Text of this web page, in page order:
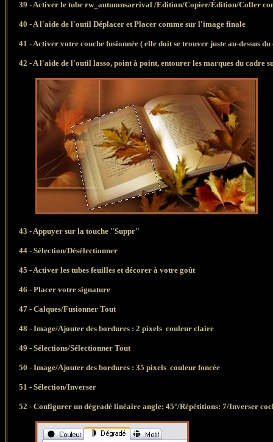
39 -Activer le tube rw_autumnsarrival /Edition/Copier/Édition/Coller
40 -A l'aide de l'outil Déplacer et Placer comme sur l'image finale
41 - Activer votre couche fusionnée ( elle doit se trouver juste au-dessus
42 - A l'aide de l'outil lasso, point à point, entourer les marques du cadre
43 -Appuyer sur la touche "Suppr"
44 - Sélection/Désélectionner
45 - Activer les tubes feuilles et décorer à votre goût
46 - Placer votre signature
47 - Calques/Fusionner Tout
48 - Image/Ajouter des bordures : 2 pixels couleur claire
49 - Sélections/Sélectionner Tout
50 - Image/Ajouter des bordures : 35 pixels couleur foncée
51 - Sélection/Inverser
52 - Configurer un dégradé linéaire angle: 45°/Répétitions: 7/Inverser